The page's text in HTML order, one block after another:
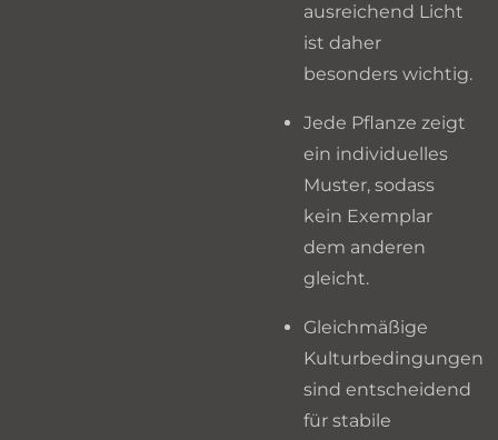
ausreichend Licht
ist daher
besonders wichtig.
Jede Pflanze zeigt
ein individuelles
Muster, sodass
kein Exemplar
dem anderen
gleicht.
Gleichmäßige
Kulturbedingungen
sind entscheidend
für stabile